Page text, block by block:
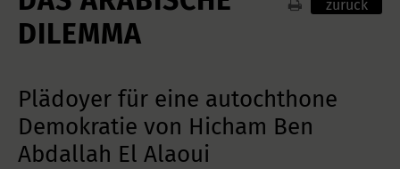
DILEMMA
zurück
Plädoyer für eine autochthone
Demokratie von Hicham Ben
Abdallah El Alaoui